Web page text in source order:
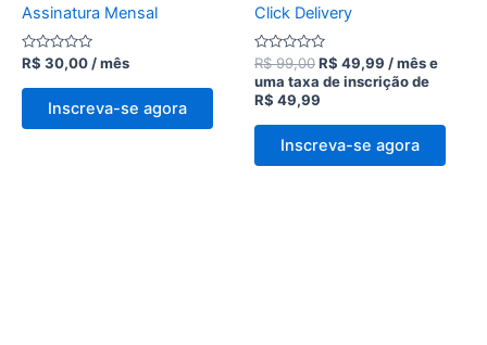
Assinatura Mensal
Avaliação
de
R$ 30,00/ mês
Inscreva-se agora
Click Delivery
Avaliação
de
5
R$99,00R$ 49,99 / mês e
uma taxa de inscrição de
R$ 49,99
Inscreva-se agora